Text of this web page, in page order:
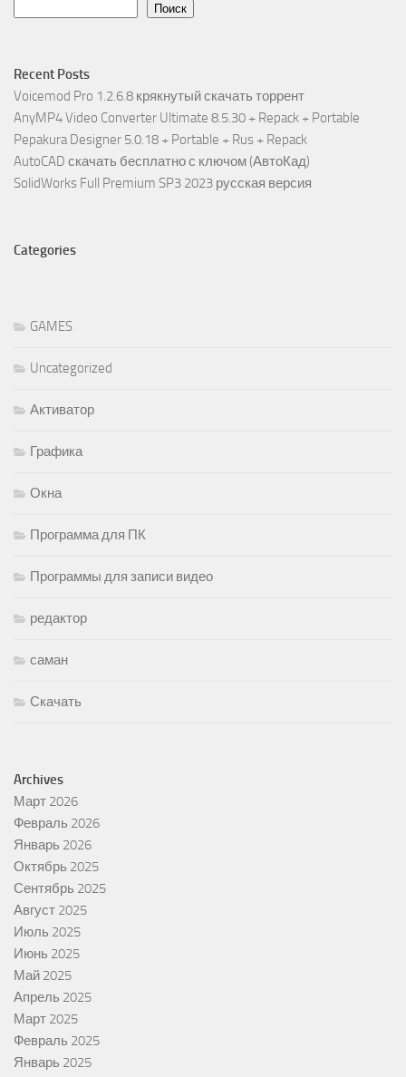
Поиск
Recent Posts
Voicemod Pro 1.2.6.8 крякнутый скачать торрент
AnyMP4 Video Converter Ultimate 8.5.30 + Repack + Portable
Pepakura Designer 5.0.18 + Portable + Rus + Repack
AutoCAD скачать бесплатно с ключом (АвтоКад)
SolidWorks Full Premium SP3 2023 русская версия
Categories
GAMES
Uncategorized
Активатор
Графика
Окна
Программа для ПК
Программы для записи видео
редактор
саман
Скачать
Archives
Март 2026
Февраль 2026
Январь 2026
Октябрь 2025
Сентябрь 2025
Август 2025
Июль 2025
Июнь 2025
Май 2025
Апрель 2025
Март 2025
Февраль 2025
Январь 2025